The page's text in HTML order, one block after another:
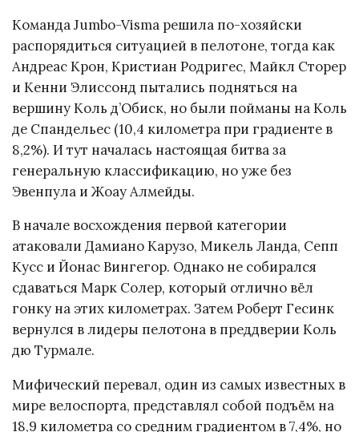
Команда Jumbo-Visma решила по-хозяйски
распорядиться ситуацией в пелотоне, тогда как
Андреас Крон, Кристиан Родригес, Майкл Сторер
и Кенни Элиссонд пытались подняться на
вершину Коль д’Обиск, но были пойманы на Коль
де Спандельес (10,4 километра при градиенте в
8,2%). И тут началась настоящая битва за
генеральную классификацию, но уже без
Эвенпула и Жоау Алмейды.
В начале восхождения первой категории
атаковали Дамиано Карузо, Микель Ланда, Сепп
Кусс и Йонас Вингегор. Однако не собирался
сдаваться Марк Солер, который отлично вёл
гонку на этих километрах. Затем Роберт Гесинк
вернулся в лидеры пелотона в преддверии Коль
дю Турмале.
Мифический перевал, один из самых известных в
мире велоспорта, представлял собой подъём на
18,9 километра со средним градиентом в 7,4%, но